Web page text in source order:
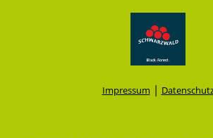
Impressum |